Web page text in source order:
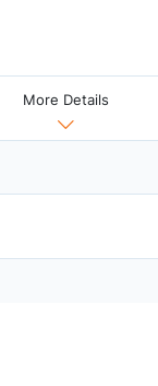
More Details